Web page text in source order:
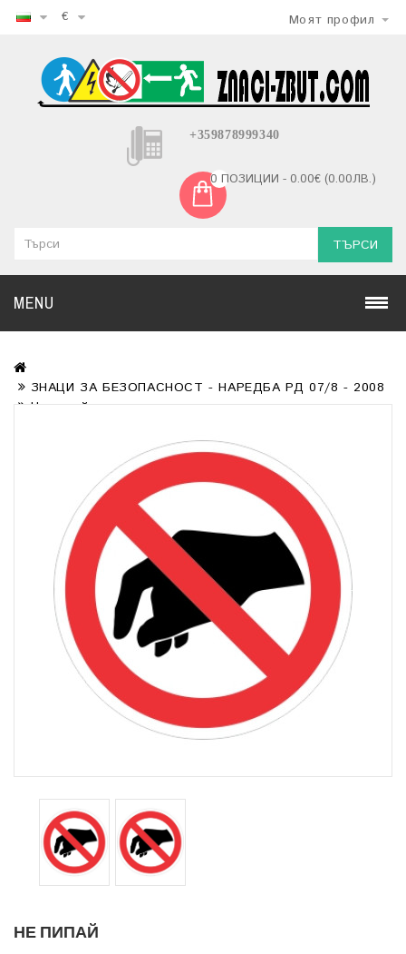
€ Моят профил
+359878999340
0 ПОЗИЦИИ - 0.00€ (0.00ЛВ.)
ТЪРСИ
MENU
ЗНАЦИ ЗА БЕЗОПАСНОСТ - НАРЕДБА РД 07/8 - 2008
Не пипай
НЕ ПИПАЙ